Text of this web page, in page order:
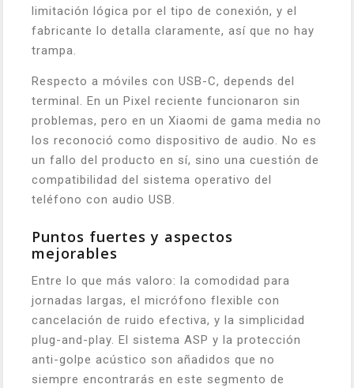
limitación lógica por el tipo de conexión, y el
fabricante lo detalla claramente, así que no hay
trampa.
Respecto a móviles con USB-C, depends del
terminal. En un Pixel reciente funcionaron sin
problemas, pero en un Xiaomi de gama media no
los reconoció como dispositivo de audio. No es
un fallo del producto en sí, sino una cuestión de
compatibilidad del sistema operativo del
teléfono con audio USB.
Puntos fuertes y aspectos
mejorables
Entre lo que más valoro: la comodidad para
jornadas largas, el micrófono flexible con
cancelación de ruido efectiva, y la simplicidad
plug-and-play. El sistema ASP y la protección
anti-golpe acústico son añadidos que no
siempre encontrarás en este segmento de